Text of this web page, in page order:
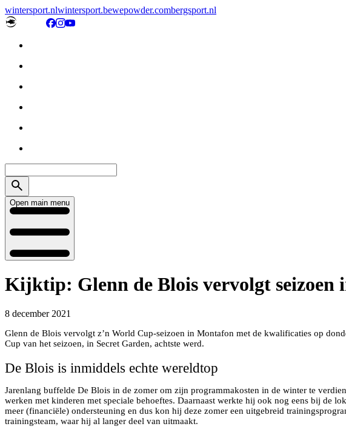
wintersport.nlwintersport.bewepowder.combergsport.nl
Open main menu
Kijktip: Glenn de Blois vervolgt seizoen
8 december 2021
Glenn de Blois vervolgt z’n World Cup-seizoen in Montafon met de kwalificaties op
Cup van het seizoen, in Secret Garden, achtste werd.
De Blois is inmiddels echte wereldtop
Jarenlang buffelde De Blois in de zomer om zijn programmakosten in de winter te
werken met kinderen met speciale behoeftes. Daarnaast werkte hij ook nog eens bij de
meer (financiële) ondersteuning en dus kon hij deze zomer een uitgebreid
trainingsteam, waar hij al langer deel van uitmaakt.